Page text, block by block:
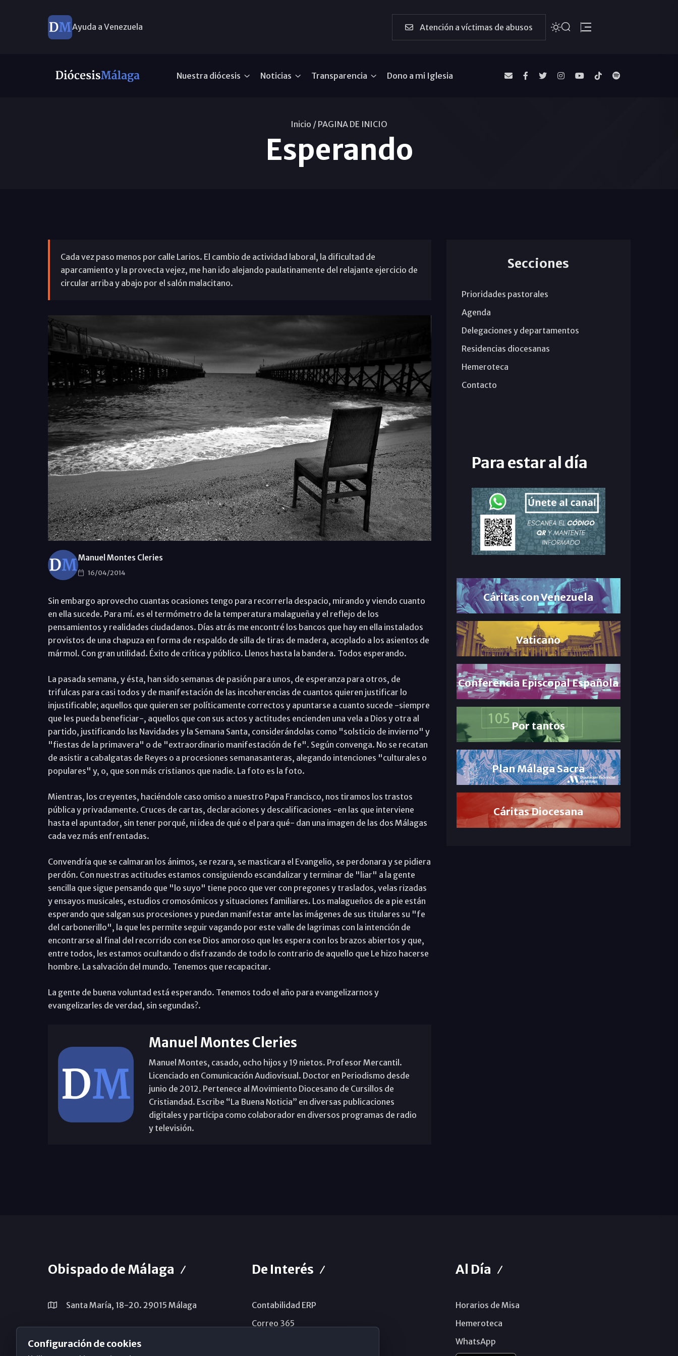
Ayuda a Venezuela Atención a víctimas de abusos
Nuestra diócesis Noticias Transparencia Dono a mi Iglesia
Inicio / PAGINA DE INICIO
Esperando
Cada vez paso menos por calle Larios. El cambio de actividad laboral, la dificultad de
aparcamiento y la provecta vejez, me han ido alejando paulatinamente del relajante ejercicio de
circular arriba y abajo por el salón malacitano.
Manuel Montes Cleries
16/04/2014
Sin embargo aprovecho cuantas ocasiones tengo para recorrerla despacio, mirando y viendo cuanto
en ella sucede. Para mí. es el termómetro de la temperatura malagueña y el reflejo de los
pensamientos y realidades ciudadanos. Días atrás me encontré los bancos que hay en ella instalados
provistos de una chapuza en forma de respaldo de silla de tiras de madera, acoplado a los asientos de
mármol. Con gran utilidad. Éxito de crítica y público. Llenos hasta la bandera. Todos esperando.
La pasada semana, y ésta, han sido semanas de pasión para unos, de esperanza para otros, de
trifulcas para casi todos y de manifestación de las incoherencias de cuantos quieren justificar lo
injustificable; aquellos que quieren ser políticamente correctos y apuntarse a cuanto sucede -siempre
que les pueda beneficiar-, aquellos que con sus actos y actitudes encienden una vela a Dios y otra al
partido, justificando las Navidades y la Semana Santa, considerándolas como "solsticio de invierno" y
"fiestas de la primavera" o de "extraordinario manifestación de fe". Según convenga. No se recatan
de asistir a cabalgatas de Reyes o a procesiones semanasanteras, alegando intenciones "culturales o
populares" y, o, que son más cristianos que nadie. La foto es la foto.
Mientras, los creyentes, haciéndole caso omiso a nuestro Papa Francisco, nos tiramos los trastos
pública y privadamente. Cruces de cartas, declaraciones y descalificaciones -en las que interviene
hasta el apuntador, sin tener porqué, ni idea de qué o el para qué- dan una imagen de las dos Málagas
cada vez más enfrentadas.
Convendría que se calmaran los ánimos, se rezara, se masticara el Evangelio, se perdonara y se pidiera
perdón. Con nuestras actitudes estamos consiguiendo escandalizar y terminar de "liar" a la gente
sencilla que sigue pensando que "lo suyo" tiene poco que ver con pregones y traslados, velas rizadas
y ensayos musicales, estudios cromosómicos y situaciones familiares. Los malagueños de a pie están
esperando que salgan sus procesiones y puedan manifestar ante las imágenes de sus titulares su "fe
del carbonerillo", la que les permite seguir vagando por este valle de lagrimas con la intención de
encontrarse al final del recorrido con ese Dios amoroso que les espera con los brazos abiertos y que,
entre todos, les estamos ocultando o disfrazando de todo lo contrario de aquello que Le hizo hacerse
hombre. La salvación del mundo. Tenemos que recapacitar.
La gente de buena voluntad está esperando. Tenemos todo el año para evangelizarnos y
evangelizarles de verdad, sin segundas?.
Manuel Montes Cleries
Manuel Montes, casado, ocho hijos y 19 nietos. Profesor Mercantil.
Licenciado en Comunicación Audiovisual. Doctor en Periodismo desde
junio de 2012. Pertenece al Movimiento Diocesano de Cursillos de
Cristiandad. Escribe “La Buena Noticia” en diversas publicaciones
digitales y participa como colaborador en diversos programas de radio
y televisión.
Secciones
Prioridades pastorales
Agenda
Delegaciones y departamentos
Residencias diocesanas
Hemeroteca
Contacto
Para estar al día
Cáritas con Venezuela
Vaticano
Conferencia Episcopal Española
Por tantos
Plan Málaga Sacra
Cáritas Diocesana
Obispado de Málaga
Santa María, 18-20. 29015 Málaga
De Interés
Contabilidad ERP
Correo 365
Al Día
Horarios de Misa
Hemeroteca
WhatsApp
Configuración de cookies